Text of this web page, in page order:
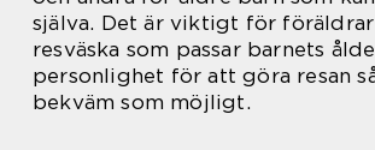
själva. Det är viktigt för
resväska som passar barnets
personlighet för att göra resan
bekväm som möjligt.